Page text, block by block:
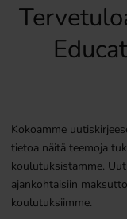
Kokoamme
tietoa näitä teemoja
koulutuksistamme.
ajankohtaisiin
koulutuksiimme.